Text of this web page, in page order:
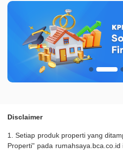
Disclaimer
1. Setiap produk properti yang
Properti" pada